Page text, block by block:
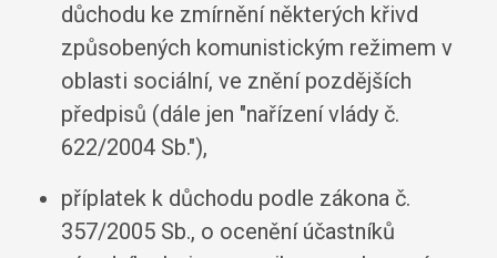
důchodu ke zmírnění některých křivd
způsobených komunistickým režimem v
oblasti sociální, ve znění pozdějších
předpisů (dále jen "nařízení vlády č.
622/2004 Sb."),
příplatek k důchodu podle zákona č.
357/2005 Sb., o ocenění účastníků